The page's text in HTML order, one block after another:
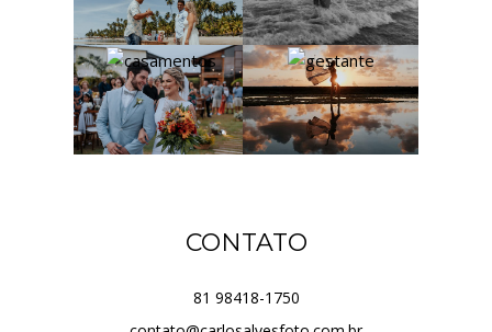
CONTATO
81 98418-1750